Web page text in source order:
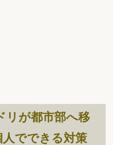
リが都市部へ移
でできる対策